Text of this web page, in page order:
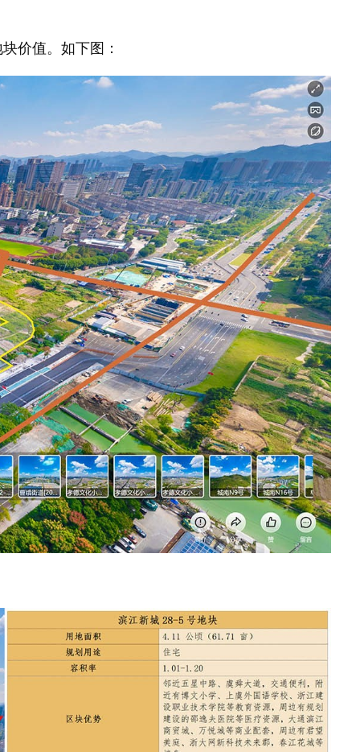
价值。如下图：